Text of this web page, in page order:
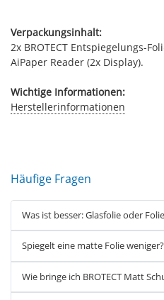
Verpackungsinhalt:
2x BROTECT Entspiegelungs-
AiPaper Reader (2x Display).
Wichtige Informationen:
Herstellerinformationen
Häufige Fragen
Was ist besser: Glasfolie oder
Spiegelt eine matte Folie weniger?
Wie bringe ich BROTECT Matt